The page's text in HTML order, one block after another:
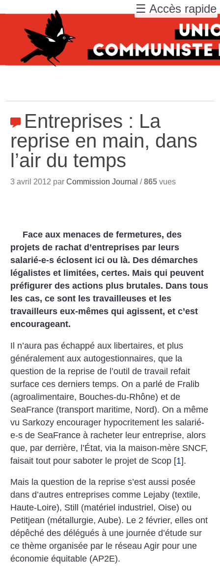
Entreprises : La
reprise en main, dans
l’air du temps
3 avril 2012 parCommission Journal /865 vues
Face aux menaces de fermetures, des
projets de rachat d’entreprises par leurs
salarié-e-s éclosent ici ou là. Des démarches
légalistes et limitées, certes. Mais qui peuvent
préfigurer des actions plus brutales. Dans tous
les cas, ce sont les travailleuses et les
travailleurs eux-mêmes qui agissent, et c’est
encourageant.
Il n’aura pas échappé aux libertaires, et plus
généralement aux autogestionnaires, que la
question de la reprise de l’outil de travail refait
surface ces derniers temps. On a parlé de Fralib
(agroalimentaire, Bouches-du-Rhône) et de
SeaFrance (transport maritime, Nord). On a même
vu Sarkozy encourager hypocritement les salarié-
e-s de SeaFrance à racheter leur entreprise, alors
que, par derrière, l’État, via la maison-mère SNCF,
faisait tout pour saboter le projet de Scop [1].
Mais la question de la reprise s’est aussi posée
dans d’autres entreprises comme Lejaby (textile,
Haute-Loire), Still (matériel industriel, Oise) ou
Petitjean (métallurgie, Aube). Le 2 février, elles ont
dépêché des délégués à une journée d’étude sur
ce thème organisée par le réseau Agir pour une
économie équitable (AP2E).
☰ Accès rapide